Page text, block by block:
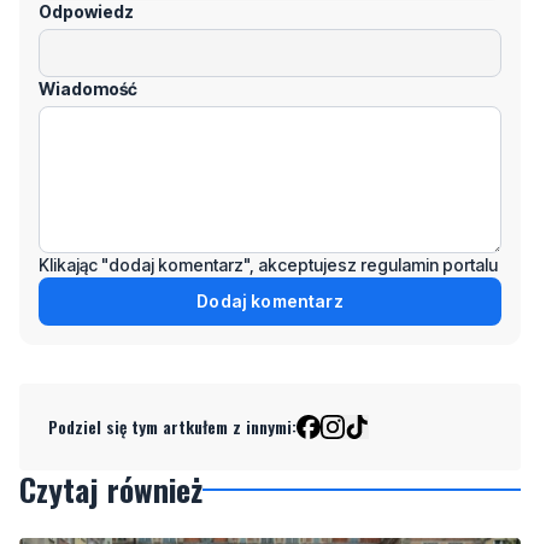
Odpowiedz
Wiadomość
Klikając "dodaj komentarz", akceptujesz regulamin portalu
Dodaj komentarz
Podziel się tym artkułem z innymi:
Czytaj również